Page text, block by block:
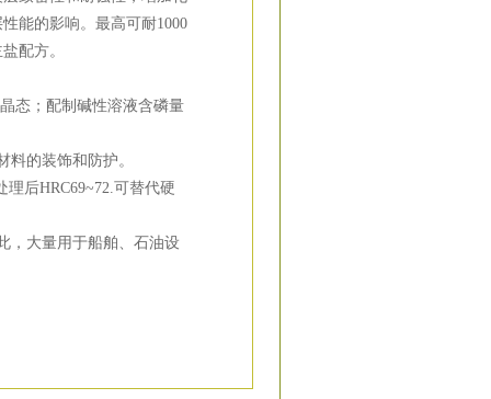
能的影响。最高可耐1000
配方。
态；配制碱性溶液含磷量
的装饰和防护。
后HRC69~72.可替代硬
，大量用于船舶、石油设